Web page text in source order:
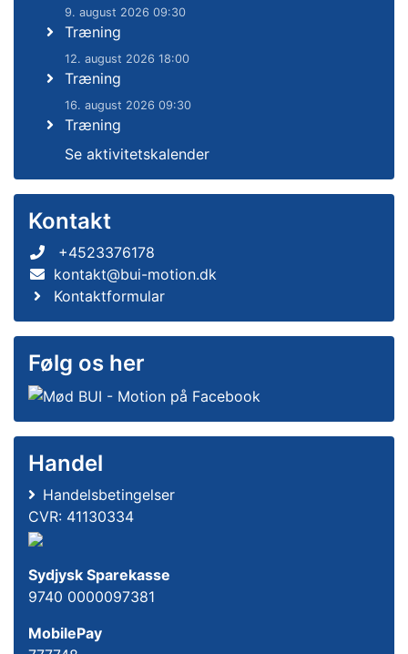
9. august 2026 09:30
Træning
12. august 2026 18:00
Træning
16. august 2026 09:30
Træning
Se aktivitetskalender
Kontakt
+4523376178
kontakt@bui-motion.dk
Kontaktformular
Følg os her
Handel
Handelsbetingelser
CVR: 41130334
Sydjysk Sparekasse
9740 0000097381
MobilePay